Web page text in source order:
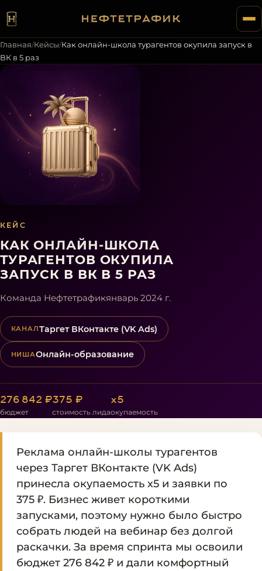
Главная/Кейсы/Как онлайн-школа турагентов окупила запуск в
ВК в 5 раз
КЕЙС
КАК ОНЛАЙН-ШКОЛА
ТУРАГЕНТОВ ОКУПИЛА
ЗАПУСК В ВК В 5 РАЗ
Команда Нефтетрафикянварь 2024 г.
КАНАЛТаргет ВКонтакте (VK Ads)
НИШАОнлайн-образование
276 842 ₽
бюджет
375 ₽
стоимость лида
х5
окупаемость
Реклама онлайн-школы турагентов
через Таргет ВКонтакте (VK Ads)
принесла окупаемость х5 и заявки по
375 ₽. Бизнес живет короткими
запусками, поэтому нужно было быстро
собрать людей на вебинар без долгой
раскачки. За время спринта мы освоили
бюджет 276 842 ₽ и дали комфортный